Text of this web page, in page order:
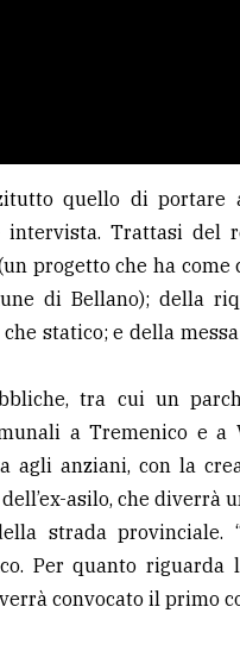
quello di
Trattasi del
progetto che ha come
di Bellano); della
statico; e della
tra cui un
a Tremenico e a
agli anziani, con la
asilo, che diverrà
strada provinciale.
Per quanto riguarda
convocato il primo